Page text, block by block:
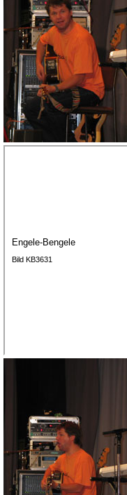
Engele-Bengele
Bild KB3631